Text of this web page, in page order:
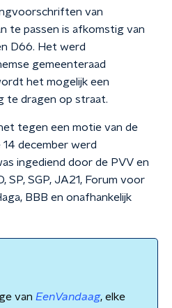
van
te passen is afkomstig van
D66. Het werd
gemeenteraad
het mogelijk een
te dragen op straat.
tegen een motie van de
december werd
ingediend door de PVV en
SP, SGP, JA21, Forum voor
BBB en onafhankelijk
van EenVandaag, elke